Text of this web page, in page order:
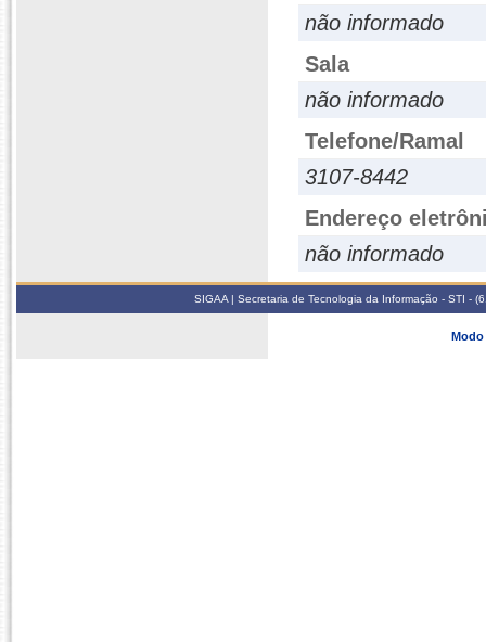
não informado
Sala
não informado
Telefone/Ramal
3107-8442
Endereço
não informado
SIGAA | Secretaria de Tecnologia da Informação - STI -
Modo